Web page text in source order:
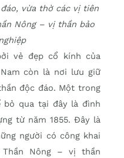
vừa thờ các vị tiên
Nông – vị thần bảo
vẻ đẹp cổ kính của
còn là nơi lưu giữ
độc đáo. Một trong
bỏ qua tại đây là đình
từ năm 1855. Đây là
người có công khai
Nông – vị thần